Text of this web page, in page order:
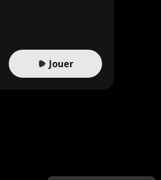
Jouer